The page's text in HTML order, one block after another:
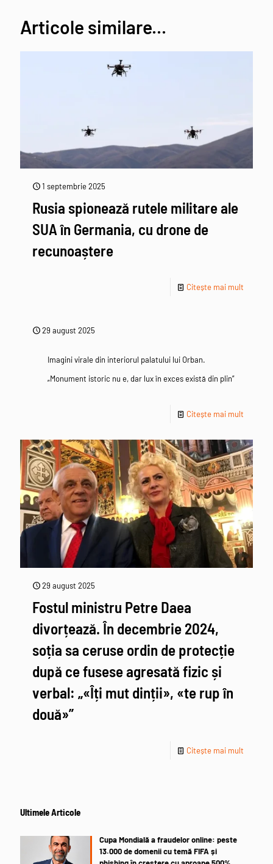
Articole similare...
1 septembrie 2025
Rusia spionează rutele militare ale
SUA în Germania, cu drone de
recunoaștere
Citește mai mult
29 august 2025
Imagini virale din interiorul palatului lui Orban.
„Monument istoric nu e, dar lux în exces există din plin”
Citește mai mult
29 august 2025
Fostul ministru Petre Daea
divorțează. În decembrie 2024,
soția sa ceruse ordin de protecție
după ce fusese agresată fizic și
verbal: „«Îți mut dinții», «te rup în
două»”
Citește mai mult
Ultimele Articole
Cupa Mondială a fraudelor online: peste
13.000 de domenii cu temă FIFA și